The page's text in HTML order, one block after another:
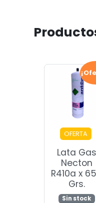
OFERTA
Lata Gas
Necton
R410a x
Grs.
Sin stock